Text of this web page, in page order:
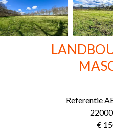
Referentie
€